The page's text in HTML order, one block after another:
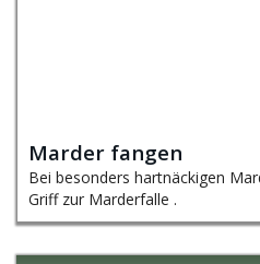
Marder fangen
Bei besonders hartnäckigen
Griff zur Marderfalle .